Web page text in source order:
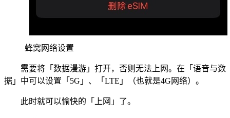
蜂窝网络设置
需要将「数据漫游」打开，否则无法上网。在「语音与数
据」中可以设置「5G」、「LTE」（也就是4G网络）。
此时就可以愉快的「上网」了。